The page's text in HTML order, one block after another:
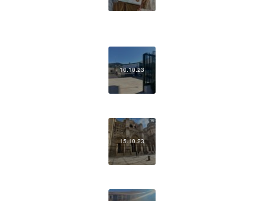
10.10.23
15.10.23